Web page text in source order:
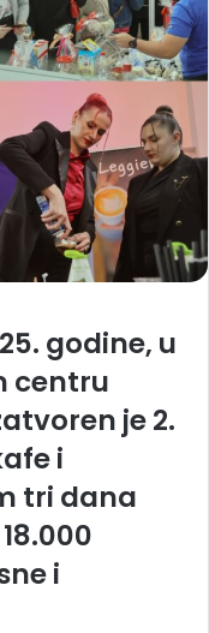
godine, u
centru
je 2.
i
tri dana
i